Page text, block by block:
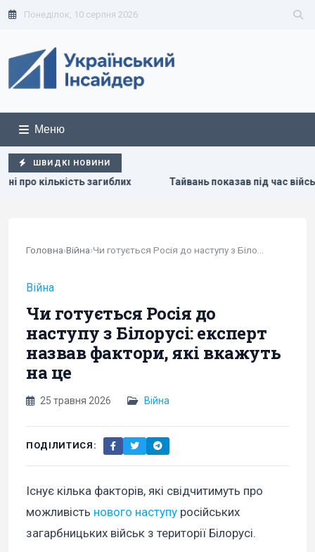
Понеділок, 10 серпня 2026
Меню
ШВИДКІ НОВИНИ
Тайвань показав під час військових навчань дрони, якими
Головна›Війна›
Війна
Чи готується Росія до
наступу з Білорусі: експерт
назвав фактори, які вкажуть
на це
25 травня 2026 Війна
ПОДІЛИТИСЯ:
Існує кілька факторів, які свідчитимуть про
можливість нового наступу російських
загарбницьких військ з території Білорусі.